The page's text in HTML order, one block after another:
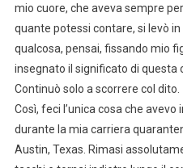
mio cuore, che aveva sempre
quante potessi contare, si levò
qualcosa, pensai, fissando mio
insegnato il significato di questa
Continuò solo a scorrere col dito.
Così, feci l’unica cosa che
durante la mia carriera
Austin, Texas. Rimasi